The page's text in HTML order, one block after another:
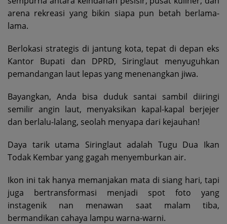
arena rekreasi yang bikin siapa pun betah berlama-
lama.
Berlokasi strategis di jantung kota, tepat di depan eks
Kantor Bupati dan DPRD, Siringlaut menyuguhkan
pemandangan laut lepas yang menenangkan jiwa.
Bayangkan, Anda bisa duduk santai sambil diiringi
semilir angin laut, menyaksikan kapal-kapal berjejer
dan berlalu-lalang, seolah menyapa dari kejauhan!
Daya tarik utama Siringlaut adalah Tugu Dua Ikan
Todak Kembar yang gagah menyemburkan air.
Ikon ini tak hanya memanjakan mata di siang hari, tapi
juga bertransformasi menjadi spot foto yang
instagenik nan menawan saat malam tiba,
bermandikan cahaya lampu warna-warni.